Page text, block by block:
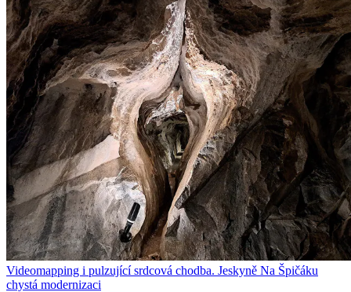
Videomapping i pulzující srdcová chodba. Jeskyně Na Špičáku
chystá modernizaci